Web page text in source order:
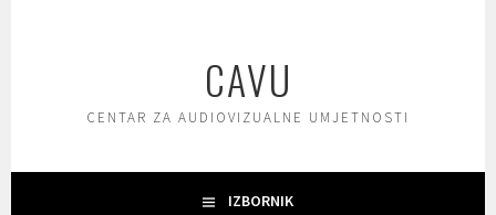
CAVU
CENTAR ZA AUDIOVIZUALNE UMJETNOSTI
IZBORNIK